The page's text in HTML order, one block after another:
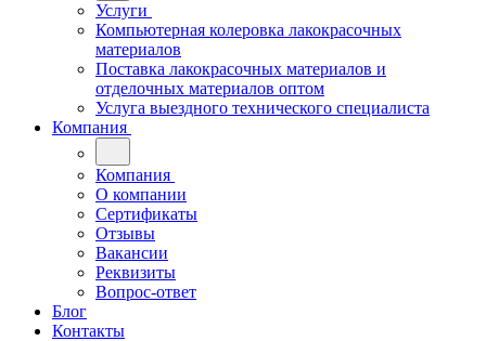
Услуги
Компьютерная колеровка лакокрасочных
материалов
Поставка лакокрасочных материалов и
отделочных материалов оптом
Услуга выездного технического специалиста
Компания
Компания
О компании
Сертификаты
Отзывы
Вакансии
Реквизиты
Вопрос-ответ
Блог
Контакты